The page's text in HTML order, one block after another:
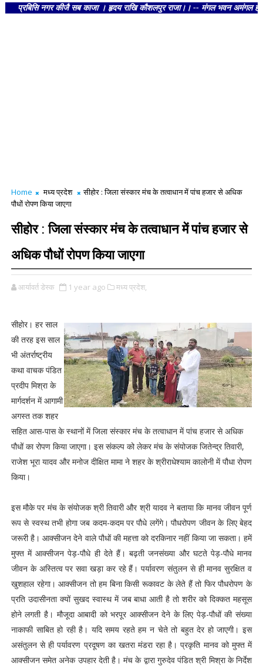
नगर कीजै सब काजा । हृदय राखि कौशलपुर राजा।। -- मंगल भवन अमंगल हारी।
Home मध्य प्रदेश
सीहोर : जिला संस्कार मंच के तत्वाधान में पांच हजार से अधिक
पौधों रोपण किया जाएगा
सीहोर : जिला संस्कार मंच के तत्वाधान में पांच हजार से
अधिक पौधों रोपण किया जाएगा
आर्यावर्त डेस्क 1 year ago मध्य प्रदेश,
सीहोर। हर साल
की तरह इस साल
भी अंतर्राष्ट्रीय
कथा वाचक पंडित
प्रदीप मिश्रा के
मार्गदर्शन में आगामी
अगस्त तक शहर
सहित आस-पास के स्थानों में जिला संस्कार मंच के तत्वाधान में पांच हजार से अधिक
पौधों का रोपण किया जाएगा। इस संकल्प को लेकर मंच के संयोजक जितेन्द्र तिवारी,
राजेश भूरा यादव और मनोज दीक्षित मामा ने शहर के श्रीराधेश्याम कालोनी में पौधा रोपण
किया।
इस मौके पर मंच के संयोजक श्री तिवारी और श्री यादव ने बताया कि मानव जीवन पूर्ण
रूप से स्वस्थ तभी होगा जब कदम-कदम पर पौधे लगेंगे। पौधरोपण जीवन के लिए बेहद
जरूरी है। आक्सीजन देने वाले पौधों की महत्ता को दरकिनार नहीं किया जा सकता। हमें
मुफ्त में आक्सीजन पेड़-पौधे ही देते हैं। बढ़ती जनसंख्या और घटते पेड़-पौधे मानव
जीवन के अस्तित्व पर सवा खड़ा कर रहे हैं। पर्यावरण संतुलन से ही मानव सुरक्षित व
खुशहाल रहेगा। आक्सीजन तो हम बिना किसी रूकावट के लेते हैं तो फिर पौधरोपण के
प्रति उदासीनता क्यों सुखद स्वास्थ में जब बाधा आती है तो शरीर को दिक्कत महसूस
होने लगती है। मौजूदा आबादी को भरपूर आक्सीजन देने के लिए पेड़-पौधों की संख्या
नाकाफी साबित हो रही है। यदि समय रहते हम न चेते तो बहुत देर हो जाएगी। इस
असंतुलन से ही पर्यावरण प्रदूषण का खतरा मंडरा रहा है। प्रकृति मानव को मुफ्त में
आक्सीजन समेत अनेक उपहार देती है। मंच के द्वारा गुरुदेव पंडित श्री मिश्रा के निर्देश